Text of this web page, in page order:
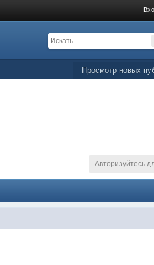
Просмотр новых
Авторизуйтесь